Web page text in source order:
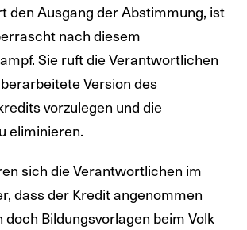
den Ausgang der Abstimmung, ist
nach diesem
Sie ruft die Verantwortlichen
Version des
vorzulegen und die
eliminieren.
sich die Verantwortlichen im
dass der Kredit angenommen
doch Bildungsvorlagen beim Volk